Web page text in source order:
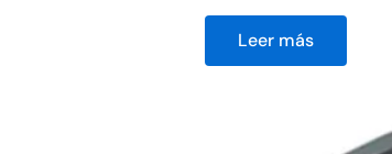
Leer más